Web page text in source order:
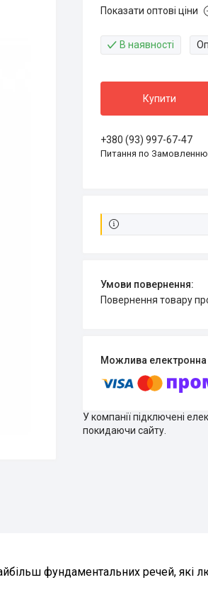
Показати оптові ціни
В наявності
Купити
+380 (93) 997-67-47
Питання по Замовленню
повернення товару
У компанії підключені
покидаючи сайту.
фундаментальних речей, які